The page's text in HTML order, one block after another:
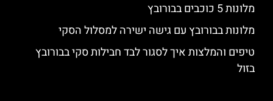
מלונות 5 כוכבים בבורובץ
מלונות בבורובץ עם גישה ישירה למסלול הסקי
טיפים והמלצות איך לסגור לבד חבילות סקי בבורובץ
בזול